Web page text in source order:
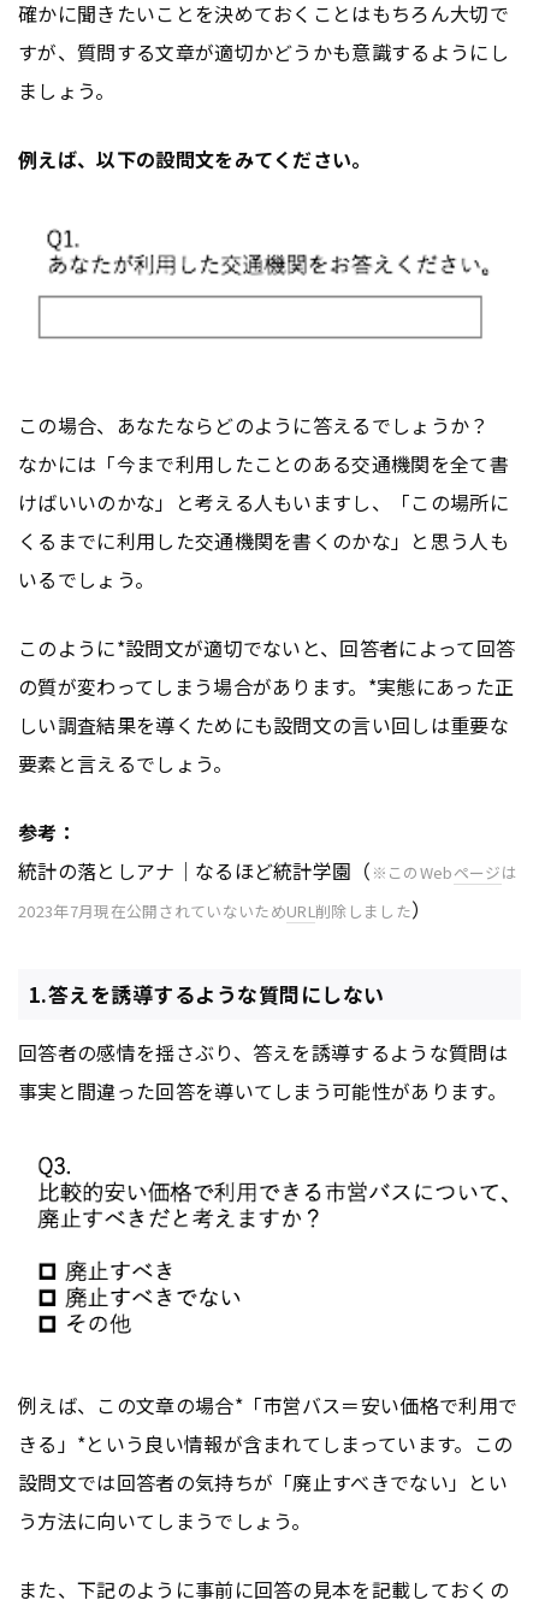
確かに聞きたいことを決めておくことはもちろん大切で
すが、質問する文章が適切かどうかも意識するようにし
ましょう。
例えば、以下の設問文をみてください。
この場合、あなたならどのように答えるでしょうか？
なかには「今まで利用したことのある交通機関を全て書
けばいいのかな」と考える人もいますし、「この場所に
くるまでに利用した交通機関を書くのかな」と思う人も
いるでしょう。
このように*設問文が適切でないと、回答者によって回答
の質が変わってしまう場合があります。*実態にあった正
しい調査結果を導くためにも設問文の言い回しは重要な
要素と言えるでしょう。
参考：
統計の落としアナ｜なるほど統計学園（ ※このWebページは
2023年7月現在公開されていないためURL 削除しました）
1.答えを誘導するような質問にしない
回答者の感情を揺さぶり、答えを誘導するような質問は
事実と間違った回答を導いてしまう可能性があります。
例えば、この文章の場合*「市営バス＝安い価格で利用で
きる」*という良い情報が含まれてしまっています。この
設問文では回答者の気持ちが「廃止すべきでない」とい
う方法に向いてしまうでしょう。
また、下記のように事前に回答の見本を記載しておくの